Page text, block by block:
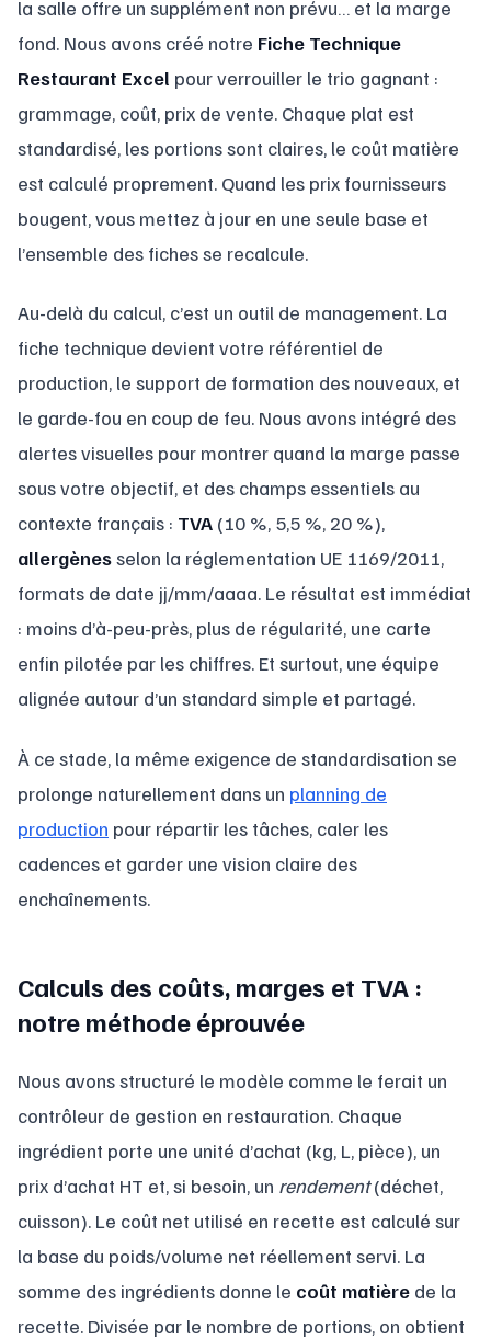
la salle offre un supplément non prévu… et la marge
fond. Nous avons créé notre Fiche Technique
Restaurant Excel pour verrouiller le trio gagnant :
grammage, coût, prix de vente. Chaque plat est
standardisé, les portions sont claires, le coût matière
est calculé proprement. Quand les prix fournisseurs
bougent, vous mettez à jour en une seule base et
l’ensemble des fiches se recalcule.
Au-delà du calcul, c’est un outil de management. La
fiche technique devient votre référentiel de
production, le support de formation des nouveaux, et
le garde-fou en coup de feu. Nous avons intégré des
alertes visuelles pour montrer quand la marge passe
sous votre objectif, et des champs essentiels au
contexte français : TVA (10 %, 5,5 %, 20 %),
allergènesselon la réglementation UE 1169/2011,
formats de date jj/mm/aaaa. Le résultat est immédiat
: moins d’à-peu-près, plus de régularité, une carte
enfin pilotée par les chiffres. Et surtout, une équipe
alignée autour d’un standard simple et partagé.
À ce stade, la même exigence de standardisation se
prolonge naturellement dans un planning de
production pour répartir les tâches, caler les
cadences et garder une vision claire des
enchaînements.
Calculs des coûts, marges et TVA :
notre méthode éprouvée
Nous avons structuré le modèle comme le ferait un
contrôleur de gestion en restauration. Chaque
ingrédient porte une unité d’achat (kg, L, pièce), un
prix d’achat HT et, si besoin, un rendement(déchet,
cuisson). Le coût net utilisé en recette est calculé sur
la base du poids/volume net réellement servi. La
somme des ingrédients donne le coût matière de la
recette. Divisée par le nombre de portions, on obtient